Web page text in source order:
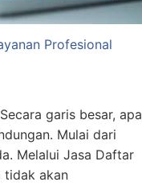
Profesional
garis besar, apa
Mulai dari
Melalui Jasa Daftar
tidak akan